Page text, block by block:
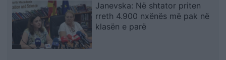
Janevska: Në shtator priten
rreth 4.900 nxënës më pak në
klasën e parë